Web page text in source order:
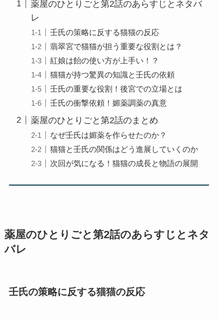
薬屋のひとりごと第2話のあらすじとネタバ
レ
壬氏の策略に反する猫猫の反応
翡翠宮で猫猫が担う重要な役割とは？
紅娘は飴の使い方が上手い！？
猫猫が持つ驚異の知識と壬氏の依頼
壬氏の重要な役割！後宮での立場とは
壬氏の衝撃依頼！媚薬調薬の真意
薬屋のひとりごと第2話のまとめ
なぜ壬氏は媚薬を作らせたのか？
猫猫と壬氏の関係はどう進展していくのか
次回が気になる！猫猫の成長と物語の展開
薬屋のひとりごと第2話のあらすじとネタ
バレ
壬氏の策略に反する猫猫の反応